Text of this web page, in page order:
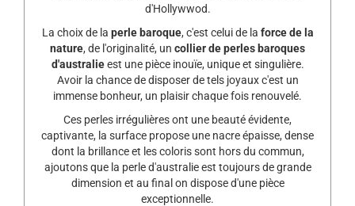
d'Hollywwod.
La choix de la perle baroque, c'est celui de la force de la
nature, de l'originalité, un collier de perles baroques
d'australieest une pièce inouïe, unique et singulière.
Avoir la chance de disposer de tels joyaux c'est un
immense bonheur, un plaisir chaque fois renouvelé.
Ces perles irrégulières ont une beauté évidente,
captivante, la surface propose une nacre épaisse, dense
dont la brillance et les coloris sont hors du commun,
ajoutons que la perle d'australie est toujours de grande
dimension et au final on dispose d'une pièce
exceptionnelle.